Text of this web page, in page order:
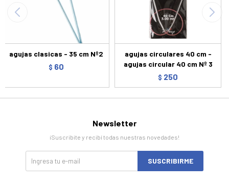
agujas clasicas - 35 cm Nº2
$ 60
agujas circulares 40 cm -
agujas circular 40 cm Nº 3
$ 250
Newsletter
¡Suscribite y recibí todas nuestras novedades!
SUSCRIBIRME